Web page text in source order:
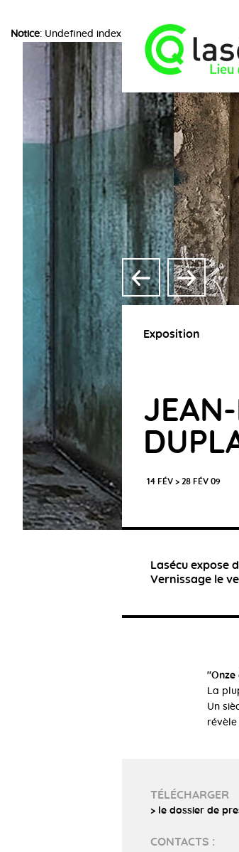
Notice: Undefined index: choice in/home/
Exposition
JEAN-
14 FÉV > 28 FÉV 09
Lasécu expose
Vernissage le
"Onze
La
Un
révèle
TÉLÉCHARGER
> le dossier de
CONTACTS :